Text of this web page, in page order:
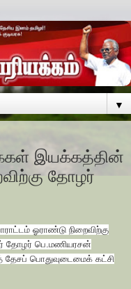
▼
இயக்கத்தின்
தோழர்
ஓராண்டு நிறைவிற்கு
தோழர் பெ.மணியரசன்
தேசப் பொதுவுடைமைக் கட்சி